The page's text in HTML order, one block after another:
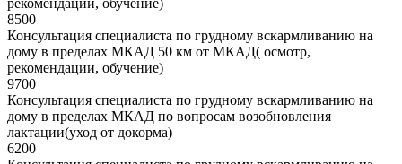
8500
Консультация специалиста по грудному вскармливанию на
дому в пределах МКАД 50 км от МКАД( осмотр,
рекомендации, обучение)
9700
Консультация специалиста по грудному вскармливанию на
дому в пределах МКАД по вопросам возобновления
лактации(уход от докорма)
6200